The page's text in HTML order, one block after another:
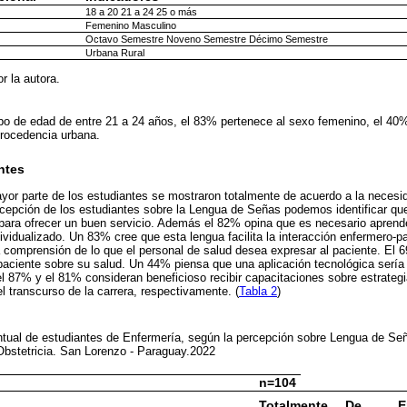
18 a 20 21 a 24 25 o más
Femenino Masculino
Octavo Semestre Noveno Semestre Décimo Semestre
Urbana Rural
la autora.
de edad de entre 21 a 24 años, el 83% pertenece al sexo femenino, el
urbana.
parte de los estudiantes se mostraron totalmente de acuerdo a la
de los estudiantes sobre la Lengua de Señas podemos identificar
ofrecer un buen servicio. Además el 82% opina que es necesario
Un 83% cree que esta lengua facilita la interacción enfermero-
de lo que el personal de salud desea expresar al paciente. El
sobre su salud. Un 44% piensa que una aplicación tecnológica
87% y el 81% consideran beneficioso recibir capacitaciones sobre
transcurso de la carrera, respectivamente. (Tabla 2)
de estudiantes de Enfermería, según la percepción sobre Lengua de
San Lorenzo - Paraguay.2022
n=104